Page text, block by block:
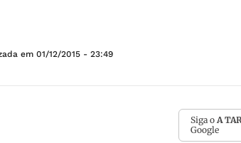
em 01/12/2015 - 23:49
Siga o A
Google